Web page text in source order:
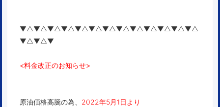
▼△▼△▼△▼△▼△▼△▼△▼△▼△▼△▼△▼△▼△
▼△▼△▼
<料金改正のお知らせ>
原油価格高騰の為、 2022年5月1日より